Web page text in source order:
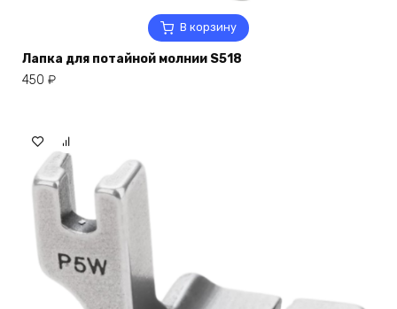
В корзину
Лапка для потайной молнии S518
450 ₽